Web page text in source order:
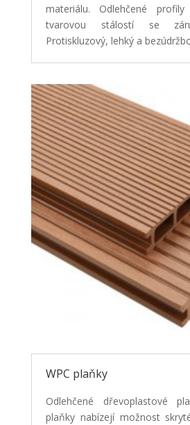
materiálu. Odlehčené
tvarovou stálostí se
Protiskluzový, lehký a
WPC plaňky
Odlehčené dřevoplastové
plaňky nabízejí možnost